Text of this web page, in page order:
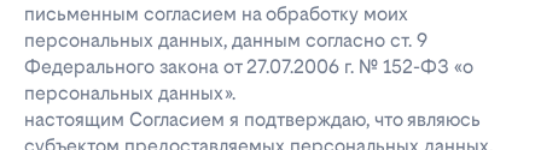
письменным согласием на обработку моих
персональных данных, данным согласно ст. 9
Федерального закона от 27.07.2006 г. № 152-ФЗ «о
персональных данных».
настоящим Согласием я подтверждаю, что являюсь